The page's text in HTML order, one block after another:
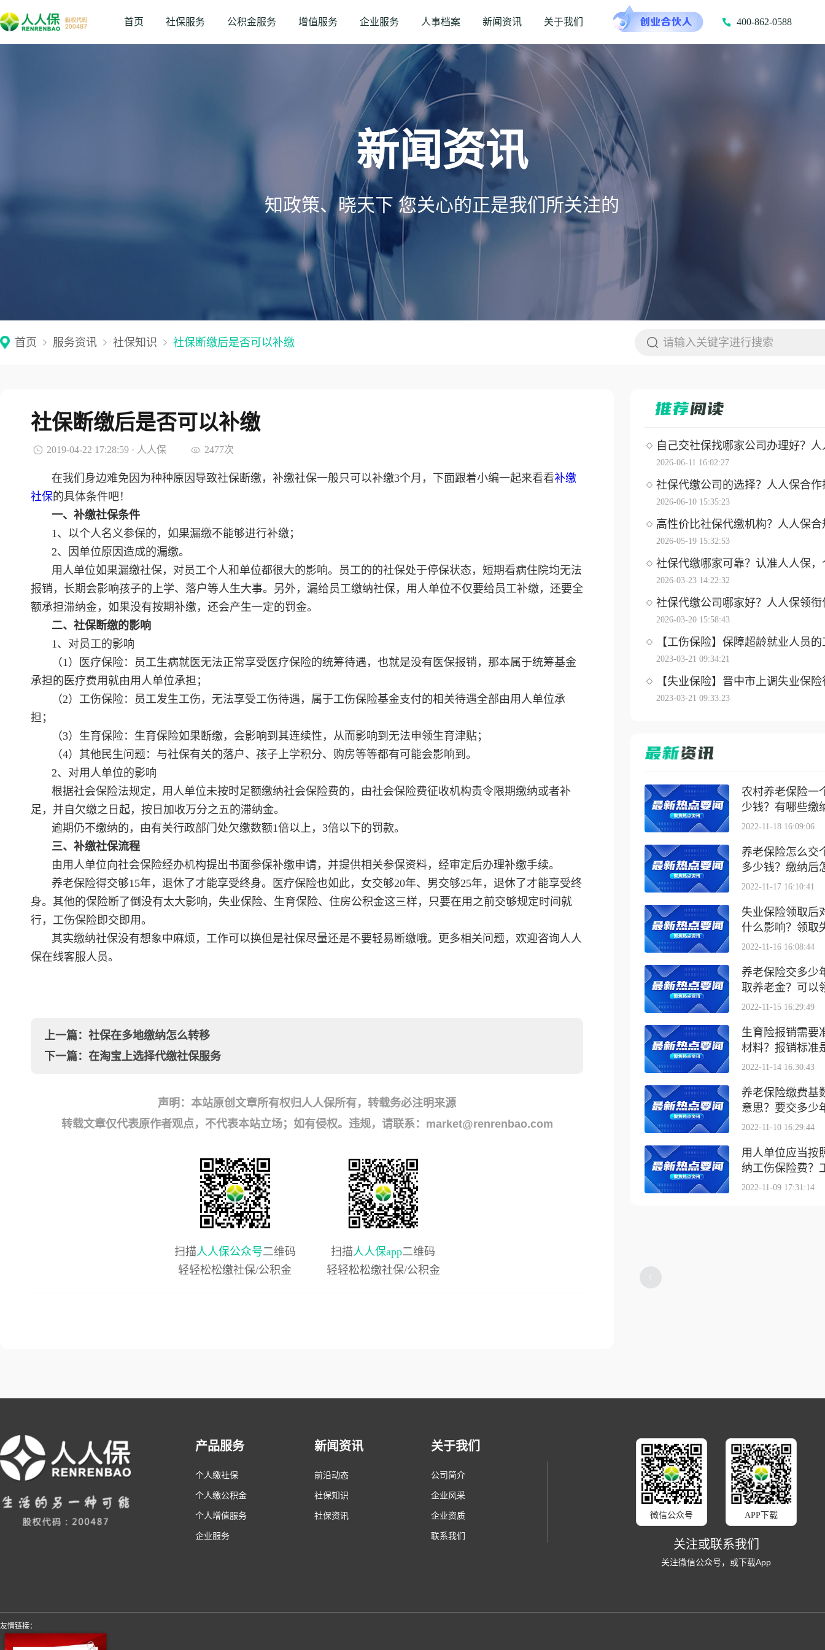
首页 社保服务 公积金服务 增值服务 企业服务 人事档案 新闻资讯 关于我们 400-862-0588
新闻资讯
知政策、晓天下 您关心的正是我们所关注的
首页 服务资讯 社保知识 社保断缴后是否可以补缴
社保断缴后是否可以补缴
2019-04-22 17:28:59 · 人人保 2477次
在我们身边难免因为种种原因导致社保断缴，补缴社保一般只可以补缴3个月，下面跟着小编一起来看看补缴
社保的具体条件吧！
一、补缴社保条件
1、以个人名义参保的，如果漏缴不能够进行补缴；
2、因单位原因造成的漏缴。
用人单位如果漏缴社保，对员工个人和单位都很大的影响。员工的的社保处于停保状态，短期看病住院均无法
报销，长期会影响孩子的上学、落户等人生大事。另外，漏给员工缴纳社保，用人单位不仅要给员工补缴，还要全
额承担滞纳金，如果没有按期补缴，还会产生一定的罚金。
二、社保断缴的影响
1、对员工的影响
（1）医疗保险：员工生病就医无法正常享受医疗保险的统筹待遇，也就是没有医保报销，那本属于统筹基金
承担的医疗费用就由用人单位承担；
（2）工伤保险：员工发生工伤，无法享受工伤待遇，属于工伤保险基金支付的相关待遇全部由用人单位承
担；
（3）生育保险：生育保险如果断缴，会影响到其连续性，从而影响到无法申领生育津贴；
（4）其他民生问题：与社保有关的落户、孩子上学积分、购房等等都有可能会影响到。
2、对用人单位的影响
根据社会保险法规定，用人单位未按时足额缴纳社会保险费的，由社会保险费征收机构责令限期缴纳或者补
足，并自欠缴之日起，按日加收万分之五的滞纳金。
逾期仍不缴纳的，由有关行政部门处欠缴数额1倍以上，3倍以下的罚款。
三、补缴社保流程
由用人单位向社会保险经办机构提出书面参保补缴申请，并提供相关参保资料，经审定后办理补缴手续。
养老保险得交够15年，退休了才能享受终身。医疗保险也如此，女交够20年、男交够25年，退休了才能享受终
身。其他的保险断了倒没有太大影响，失业保险、生育保险、住房公积金这三样，只要在用之前交够规定时间就
行，工伤保险即交即用。
其实缴纳社保没有想象中麻烦，工作可以换但是社保尽量还是不要轻易断缴哦。更多相关问题，欢迎咨询人人
保在线客服人员。
上一篇： 社保在多地缴纳怎么转移
下一篇： 在淘宝上选择代缴社保服务
声明：本站原创文章所有权归人人保所有，转载务必注明来源
转载文章仅代表原作者观点，不代表本站立场；如有侵权。违规，请联系：market@renrenbao.com
扫描人人保公众号二维码
轻轻松松缴社保/公积金
扫描人人保app二维码
轻轻松松缴社保/公积金
自己交社保找哪家公司办理好？人
2026-06-11 16:02:27
社保代缴公司的选择？人人保合作
2026-06-10 15:35:23
高性价比社保代缴机构？人人保合
2026-05-19 15:32:53
社保代缴哪家可靠？认准人人保，
2026-03-23 14:22:32
社保代缴公司哪家好？人人保领衔
2026-03-20 15:58:43
【工伤保险】保障超龄就业人员
2023-03-21 09:34:21
【失业保险】晋中市上调失业保
2023-03-21 09:33:23
农村养老保险一
少钱？有哪些缴
2022-11-18 16:09:06
养老保险怎么交
多少钱？缴纳后
2022-11-17 16:10:41
失业保险领取后
什么影响？领取
2022-11-16 16:08:44
养老保险交多少
取养老金？可以
2022-11-15 16:29:49
生育险报销需要
材料？报销标准
2022-11-14 16:30:43
养老保险缴费基
意思？要交多少
2022-11-10 16:29:44
用人单位应当按
纳工伤保险费？
2022-11-09 17:31:14
产品服务
个人缴社保
个人缴公积金
个人增值服务
企业服务
新闻资讯
前沿动态
社保知识
社保资讯
关于我们
公司简介
企业风采
企业资质
联系我们
微信公众号 APP下载
关注或联系我们
关注微信公众号，或下载App
友情链接：